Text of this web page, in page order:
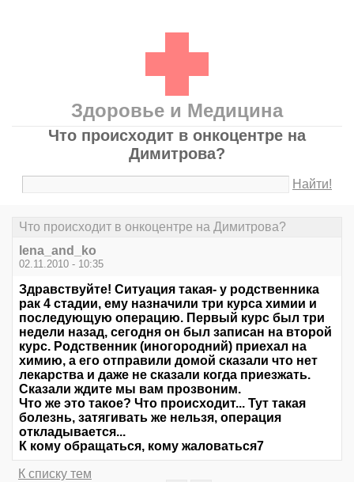
Здоровье и Медицина
Что происходит в онкоцентре на
Димитрова?
Найти!
Что происходит в онкоцентре на Димитрова?
lena_and_ko
02.11.2010 - 10:35
Здравствуйте! Ситуация такая- у родственника
рак 4 стадии, ему назначили три курса химии и
последующую операцию. Первый курс был три
недели назад, сегодня он был записан на второй
курс. Родственник (иногородний) приехал на
химию, а его отправили домой сказали что нет
лекарства и даже не сказали когда приезжать.
Сказали ждите мы вам прозвоним.
Что же это такое? Что происходит... Тут такая
болезнь, затягивать же нельзя, операция
откладывается...
К кому обращаться, кому жаловаться7
К списку тем